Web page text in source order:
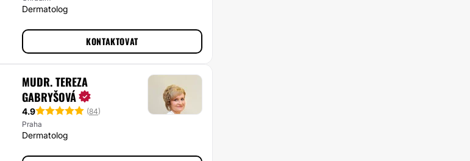
Dermatolog
KONTAKTOVAT
MUDR. TEREZA
GABRYŠOVÁ
4.9 (84)
Praha
Dermatolog